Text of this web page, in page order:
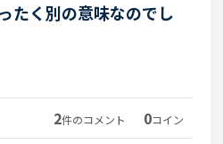
たく別の意味なのでし
2件のコメント 0コイン